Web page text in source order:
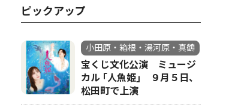
ピックアップ
小田原・箱根・湯河原・真鶴
宝くじ文化公演 ミュージ
カル ｢人魚姫｣ ９月５日、
松田町で上演